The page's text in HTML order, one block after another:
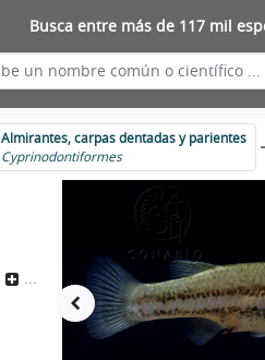
Busca entre más de 117 mil
Almirantes, carpas dentadas y parientes
Cyprinodontiformes
...